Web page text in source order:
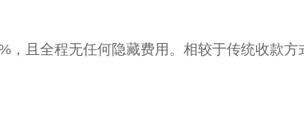
且全程无任何隐藏费用。相较于传统收款方